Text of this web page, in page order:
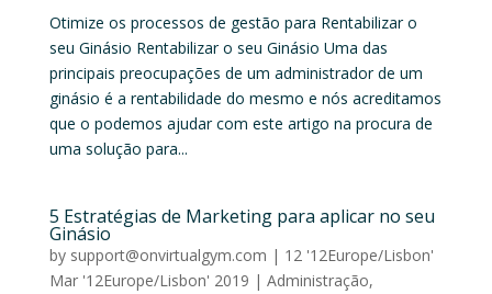
Otimize os processos de gestão para Rentabilizar o
seu Ginásio Rentabilizar o seu Ginásio Uma das
principais preocupações de um administrador de um
ginásio é a rentabilidade do mesmo e nós acreditamos
que o podemos ajudar com este artigo na procura de
uma solução para...
5 Estratégias de Marketing para aplicar no seu
Ginásio
by support@onvirtualgym.com | 12 '12Europe/Lisbon'
Mar '12Europe/Lisbon' 2019 | Administração,